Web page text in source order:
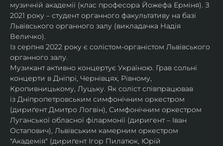
музичній академії (клас професора Йожефа Ерміня). З
2021 року – студент органного факультативу на базі
Львівського органного залу (викладачка Надія
Величко).
Із серпня 2022 року є солістом-органістом Львівського
органного залу.
Музикант активно концертує Україною. Грав сольні
концерти в Дніпрі, Чернівцях, Рівному,
Кропивницькому, Луцьку. Як соліст співпрацював
із Дніпропетровським симфонічним оркестром
(дириґент Дмитро Логвін), Симфонічним оркестром
Луганської обласної філармонії (диригент – Іван
Остапович), Львівським камерним оркестром
"Академія" (дириґент Ігор Пилатюк, Юрій